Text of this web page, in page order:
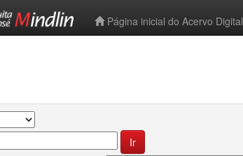
Página inicial do Acervo Digital